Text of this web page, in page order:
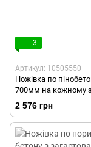
3
Артикул: 10505550
Ножівка по
700мм на кожному
2 576 грн